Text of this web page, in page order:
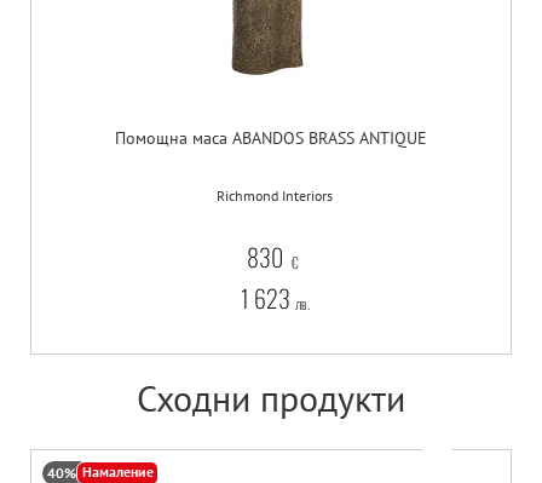
Помощна маса ABANDOS BRASS ANTIQUE
Richmond Interiors
830 €
1 623 лв.
Сходни продукти
40% Намаление